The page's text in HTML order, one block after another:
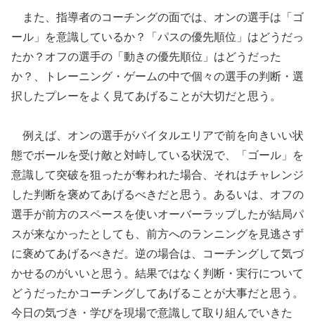
また、指導者のコーチングの面では、オンの選手は「ゴ
ール」を意識しているか？「パスの優先順位」はどうだっ
たか？オフの選手の「動きの優先順位」はどうだった
か？、トレーニング・ゲームの中で個々の選手の判断・選
択したプレーをよく見てあげることが大切だと思う。
例えば、オンの選手がバイタルエリアで前を向きいい状
態でボールを受け敵と対峙している状況で、「ゴール」を
意識して突破を狙ったが奪われた場合、それはチャレンジ
した判断を褒めてあげるべきだと思う。あるいは、オフの
選手が前方のスペースを使いオーバーラップしたが結局パ
スが来なかったとしても、前方へのランニングを見逃さず
に褒めてあげるべきだ。逆の場合は、コーチングして気づ
かせるのがいいと思う。結果ではなく判断・実行について
どうだったかコーチングしてあげることが大事だと思う。
今日の気づき・学びを現場で意識して取り組んでいきた